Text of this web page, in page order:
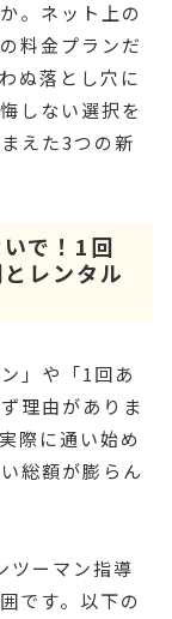
。ネット上の
料金プランだ
ぬ落とし穴に
しない選択を
えた3つの新
で！1回
レンタル
」や「1回あ
理由がありま
際に通い始め
総額が膨らん
ツーマン指導
です。以下の